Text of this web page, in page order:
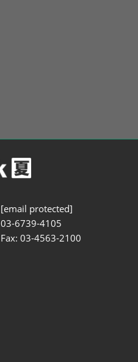
[email protected]
03-6739-4105
Fax: 03-4563-2100